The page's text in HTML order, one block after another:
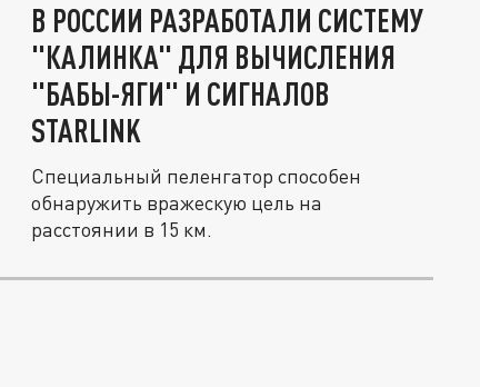
В РОССИИ РАЗРАБОТАЛИ СИСТЕМУ
"КАЛИНКА" ДЛЯ ВЫЧИСЛЕНИЯ
"БАБЫ-ЯГИ" И СИГНАЛОВ
STARLINK
Специальный пеленгатор способен
обнаружить вражескую цель на
расстоянии в 15 км.